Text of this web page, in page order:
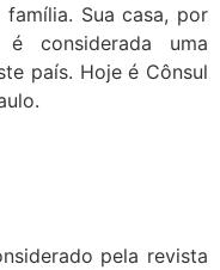
Sua casa, por
considerada uma
país. Hoje é Cônsul
pela revista